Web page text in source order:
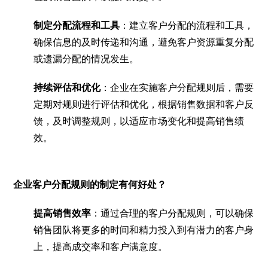
制定分配流程和工具 ：建立客户分配的流程和工具，
确保信息的及时传递和沟通，避免客户资源重复分配
或遗漏分配的情况发生。
持续评估和优化：企业在实施客户分配规则后，需要
定期对规则进行评估和优化，根据销售数据和客户反
馈，及时调整规则，以适应市场变化和提高销售绩
效。
企业客户分配规则的制定有何好处？
提高销售效率 ：通过合理的客户分配规则，可以确保
销售团队将更多的时间和精力投入到有潜力的客户身
上，提高成交率和客户满意度。